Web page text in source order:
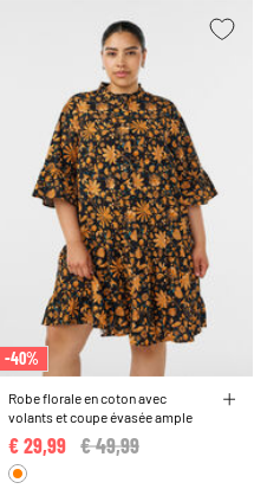
-40%
Robe florale en coton avec
volants et coupe évasée ample
Price reduced from
€ 49,99
€ 29,99